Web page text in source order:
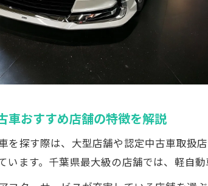
コ
中古
車おすすめ店舗の特徴を解説
を探す際は、大型店舗や認定中古車取扱
います。千葉県最大級の店舗では、軽自